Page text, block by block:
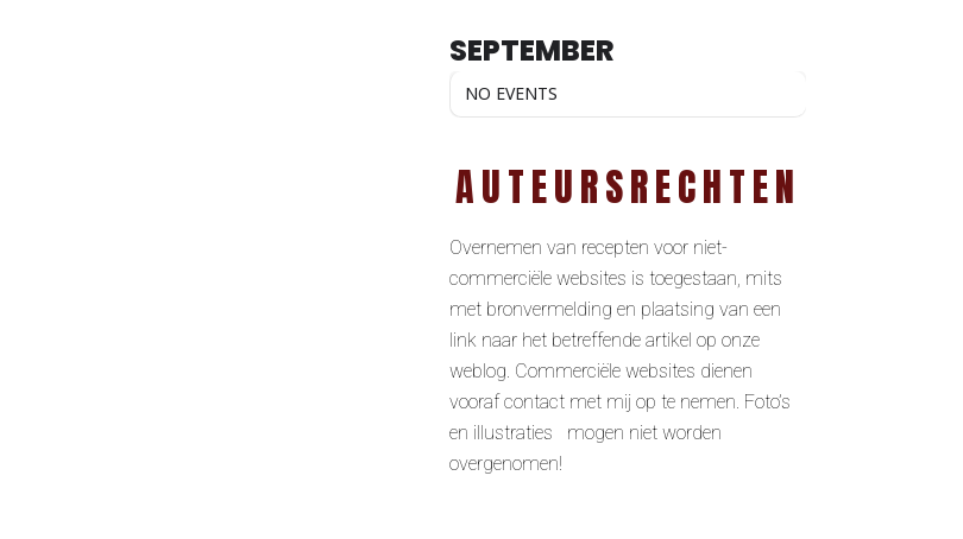
SEPTEMBER
NO EVENTS
AUTEURSRECHTEN
Overnemen van recepten voor niet-
commerciële websites is toegestaan, mits
met bronvermelding en plaatsing van een
link naar het betreffende artikel op onze
weblog. Commerciële websites dienen
vooraf contact met mij op te nemen. Foto’s
en illustraties mogen niet worden
overgenomen!